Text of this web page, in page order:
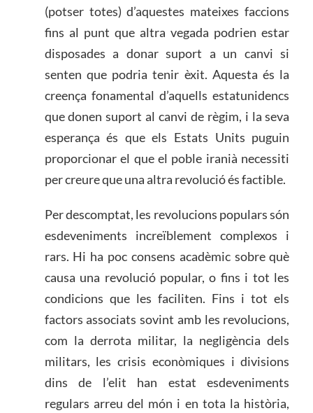
(potser totes) d’aquestes mateixes faccions
fins al punt que altra vegada podrien estar
disposades a donar suport a un canvi si
senten que podria tenir èxit. Aquesta és la
creença fonamental d’aquells estatunidencs
que donen suport al canvi de règim, i la seva
esperança és que els Estats Units puguin
proporcionar el que el poble iranià necessiti
per creure que una altra revolució és factible.
Per descomptat, les revolucions populars són
esdeveniments increïblement complexos i
rars. Hi ha poc consens acadèmic sobre què
causa una revolució popular, o fins i tot les
condicions que les faciliten. Fins i tot els
factors associats sovint amb les revolucions,
com la derrota militar, la negligència dels
militars, les crisis econòmiques i divisions
dins de l’elit han estat esdeveniments
regulars arreu del món i en tota la història,